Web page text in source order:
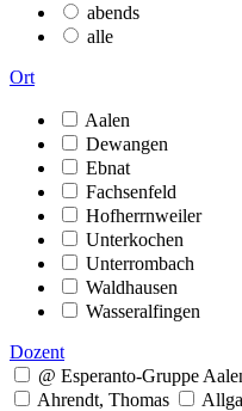
abends
alle
Ort
Aalen
Dewangen
Ebnat
Fachsenfeld
Hofherrnweiler
Unterkochen
Unterrombach
Waldhausen
Wasseralfingen
Dozent
@ Esperanto-Gruppe
Ahrendt, Thomas